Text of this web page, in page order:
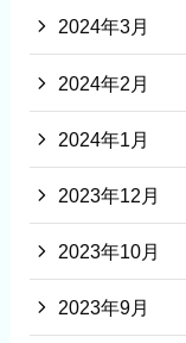
2024年3月
2024年2月
2024年1月
2023年12月
2023年10月
2023年9月